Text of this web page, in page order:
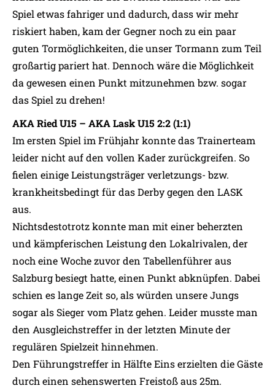
Spiel etwas fahriger und dadurch, dass wir mehr
riskiert haben, kam der Gegner noch zu ein paar
guten Tormöglichkeiten, die unser Tormann zum Teil
großartig pariert hat. Dennoch wäre die Möglichkeit
da gewesen einen Punkt mitzunehmen bzw. sogar
das Spiel zu drehen!
AKA Ried U15 – AKA Lask U15 2:2 (1:1)
Im ersten Spiel im Frühjahr konnte das Trainerteam
leider nicht auf den vollen Kader zurückgreifen. So
fielen einige Leistungsträger verletzungs- bzw.
krankheitsbedingt für das Derby gegen den LASK
aus.
Nichtsdestotrotz konnte man mit einer beherzten
und kämpferischen Leistung den Lokalrivalen, der
noch eine Woche zuvor den Tabellenführer aus
Salzburg besiegt hatte, einen Punkt abknüpfen. Dabei
schien es lange Zeit so, als würden unsere Jungs
sogar als Sieger vom Platz gehen. Leider musste man
den Ausgleichstreffer in der letzten Minute der
regulären Spielzeit hinnehmen.
Den Führungstreffer in Hälfte Eins erzielten die Gäste
durch einen sehenswerten Freistoß aus 25m.